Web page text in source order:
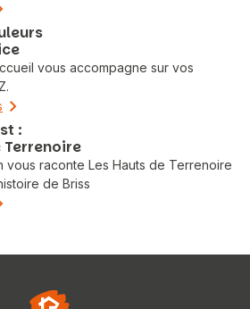
vous accompagne sur vos
:
Terrenoire
vous raconte Les Hauts de Terrenoire
de Briss